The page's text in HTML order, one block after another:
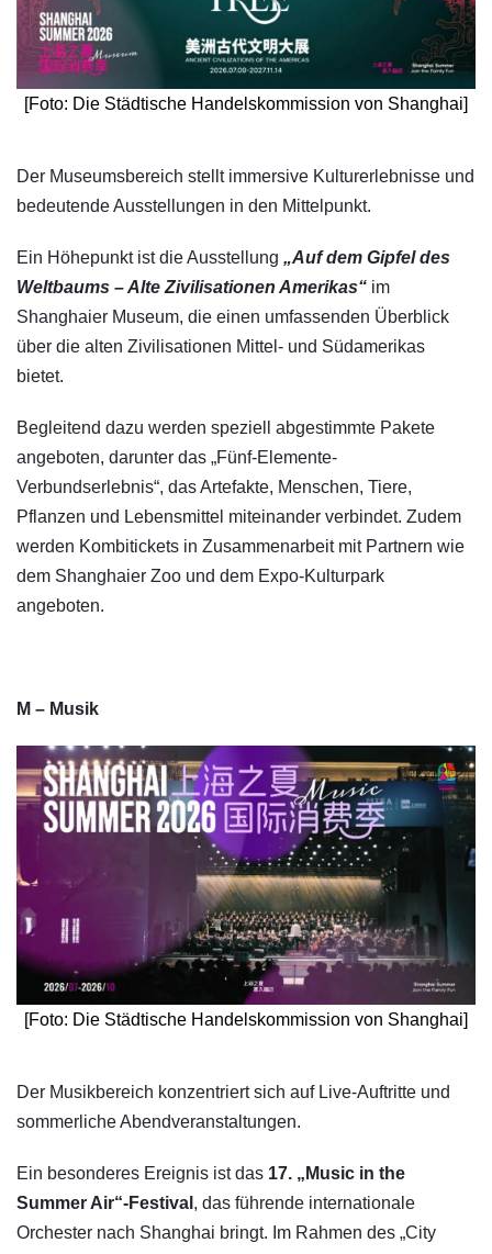
[Foto: Die Städtische Handelskommission von Shanghai]
​Der Museumsbereich stellt immersive Kulturerlebnisse und
bedeutende Ausstellungen in den Mittelpunkt.
Ein Höhepunkt ist die Ausstellung „Auf dem Gipfel des
Weltbaums – Alte Zivilisationen Amerikas“ im
Shanghaier Museum, die einen umfassenden Überblick
über die alten Zivilisationen Mittel- und Südamerikas
bietet.
Begleitend dazu werden speziell abgestimmte Pakete
angeboten, darunter das „Fünf-Elemente-
Verbundserlebnis“, das Artefakte, Menschen, Tiere,
Pflanzen und Lebensmittel miteinander verbindet. Zudem
werden Kombitickets in Zusammenarbeit mit Partnern wie
dem Shanghaier Zoo und dem Expo-Kulturpark
angeboten.
M – Musik
[Foto: Die Städtische Handelskommission von Shanghai]
​Der Musikbereich konzentriert sich auf Live-Auftritte und
sommerliche Abendveranstaltungen.
Ein besonderes Ereignis ist das 17. „Music in the
Summer Air“-Festival , das führende internationale
Orchester nach Shanghai bringt. Im Rahmen des „City